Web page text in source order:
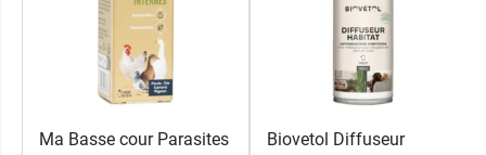
Ma Basse cour Parasites
Biovetol Diffuseur